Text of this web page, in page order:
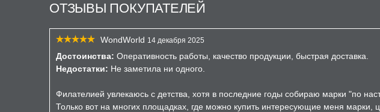
ОТЗЫВЫ ПОКУПАТЕЛЕЙ
WondWorld 14 декабря 2025
Достоинства: Оперативность работы, качество продукции, быстрая доставка.
Недостатки: Не заметила ни одного.
Филателией увлекаюсь с детства, хотя в последние годы собираю марки "по
Только вот на многих площадках, где можно купить интересующие меня марки,